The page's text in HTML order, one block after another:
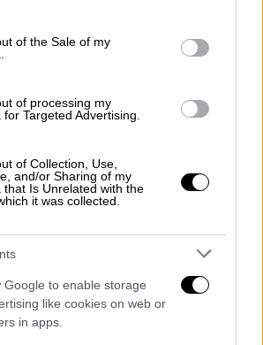
specified purposes in below Google
of the Sale of my
of processing my
Targeted Advertising.
of Collection, Use,
and/or Sharing of my
that Is Unrelated with the
it was collected.
Google to enable storage
like cookies on web or
in apps.
και πώς φτιάχνονται
γεύμα
09:32
γκαλερί ζωγράφισε
09:27
υπό δρακόντεια
Λιγνάδης - Ξεκινά